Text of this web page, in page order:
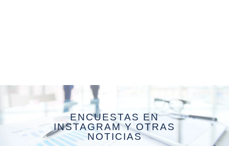
ENCUESTAS EN
INSTAGRAM Y OTRAS
NOTICIAS